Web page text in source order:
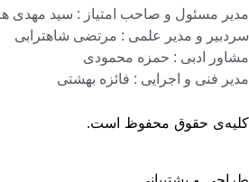
مدیر مسئول و صاحب امتیاز : سید مهدی
سردبیر و مدیر علمی : مرتضی شاهترابی
مشاور ادبی : حمزه محمودی
مدیر فنی و اجرایی : فائزه بهشتی
کلیه‌ی حقوق محفوظ است.